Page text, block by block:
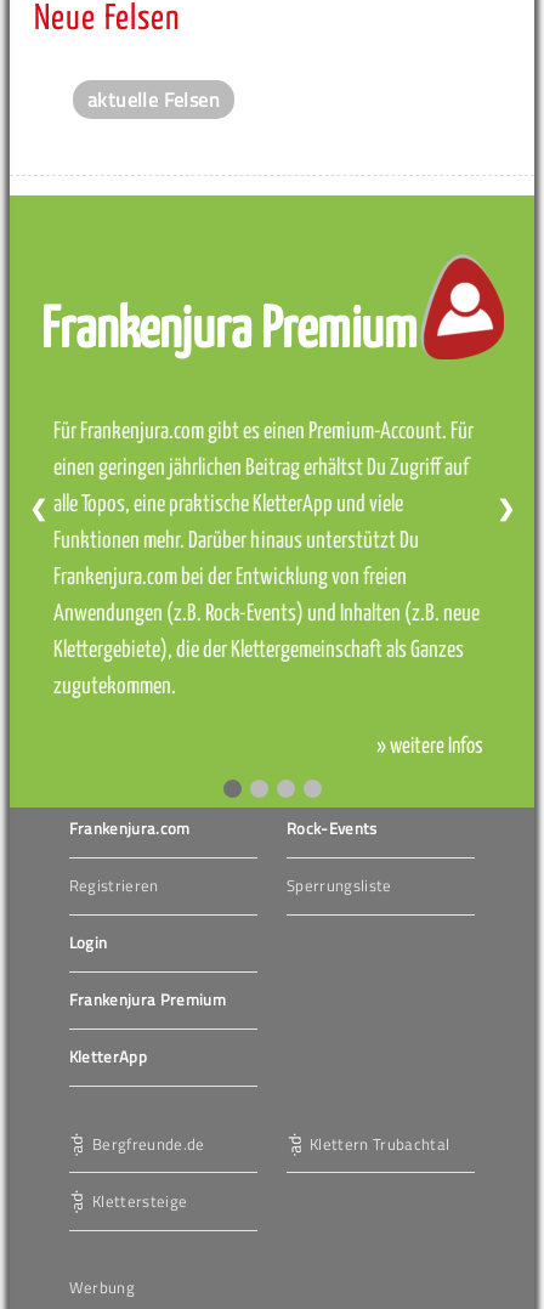
Neue Felsen
aktuelle Felsen
Frankenjura Premium
Für Frankenjura.com gibt es einen Premium-Account. Für
einen geringen jährlichen Beitrag erhältst Du Zugriff auf
alle Topos, eine praktische KletterApp und viele
Funktionen mehr. Darüber hinaus unterstützt Du
Frankenjura.com bei der Entwicklung von freien
Anwendungen (z.B. Rock-Events) und Inhalten (z.B. neue
Klettergebiete), die der Klettergemeinschaft als Ganzes
zugutekommen.
» weitere Infos
❮ ❯
Frankenjura.com
Registrieren
Login
Frankenjura Premium
KletterApp
Rock-Events
Sperrungsliste
Bergfreunde.de
Klettersteige
Klettern Trubachtal
Werbung